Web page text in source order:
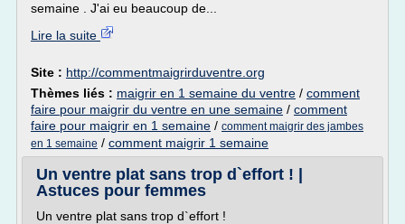
semaine . J'ai eu beaucoup de...
Lire la suite
Site : http://commentmaigrirduventre.org
Thèmes liés : maigrir en 1 semaine du ventre / comment
faire pour maigrir du ventre en une semaine / comment
faire pour maigrir en 1 semaine / comment maigrir des jambes
en 1 semaine / comment maigrir 1 semaine
Un ventre plat sans trop d`effort ! |
Astuces pour femmes
Un ventre plat sans trop d`effort !